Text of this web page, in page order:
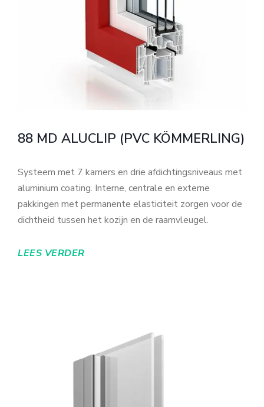
88 MD ALUCLIP (PVC KÖMMERLING)
Systeem met 7 kamers en drie afdichtingsniveaus met
aluminium coating. Interne, centrale en externe
pakkingen met permanente elasticiteit zorgen voor de
dichtheid tussen het kozijn en de raamvleugel.
LEES VERDER